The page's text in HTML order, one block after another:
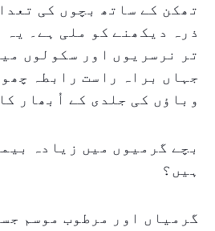
تھکن کے ساتھ بچوں کی
ذرہ دیکھنے کو ملی ہے۔ یہ
تر نرسریوں اور سکولوں
جہاں براہ راست رابطہ
وباؤں کی جلدی کے اُبھار
بچے گرمیوں میں زیادہ
ہیں؟
گرمیاں اور مرطوب موسم